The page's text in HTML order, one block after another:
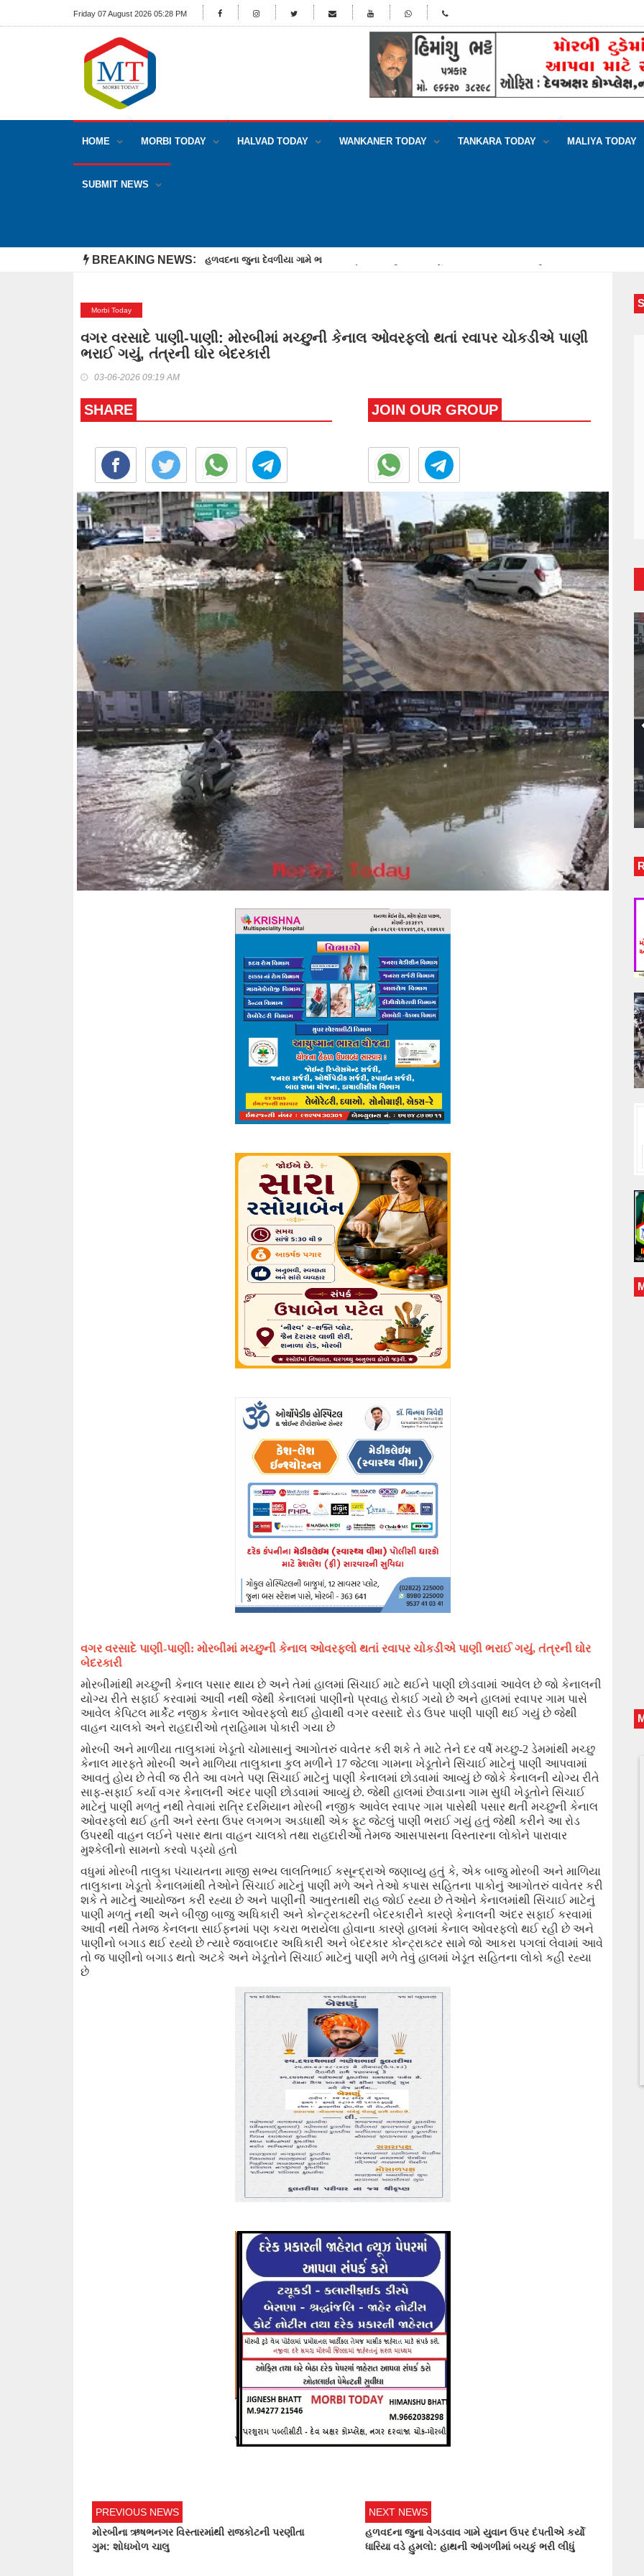
Friday 07 August 2026 05:28 PM
HOME MORBI TODAY HALVAD TODAY WANKANER TODAY TANKARA TODAY MALIYA TODAY
SUBMIT NEWS
BREAKING NEWS હળવદના જુના દેવળીયા ગામે ભાજપની પ્રવેશબંધીનું ગામના ખેડૂતોએ વાજતે ગાજતે લગાવ્યું બેનર
Morbi Today
વગર વરસાદે પાણી-પાણી: મોરબીમાં મચ્છુની કેનાલ ઓવરફલો થતાં રવાપર ચોકડીએ પાણી
ભરાઈ ગયું, તંત્રની ઘોર બેદરકારી
03-06-2026 09:19 AM
SHARE JOIN OUR GROUP
વગર વરસાદે પાણી-પાણી: મોરબીમાં મચ્છુની કેનાલ ઓવરફલો થતાં રવાપર ચોકડીએ પાણી ભરાઈ ગયું, તંત્રની ઘોર
બેદરકારી
મોરબીમાંથી મચ્છુની કેનાલ પસાર થાય છે અને તેમાં હાલમાં સિંચાઈ માટે થઈને પાણી છોડવામાં આવેલ છે જો કેનાલની
યોગ્ય રીતે સફાઈ કરવામાં આવી નથી જેથી કેનાલમાં પાણીનો પ્રવાહ રોકાઈ ગયો છે અને હાલમાં રવાપર ગામ પાસે
આવેલ કેપિટલ માર્કેટ નજીક કેનાલ ઓવરફ્લો થઈ હોવાથી વગર વરસાદે રોડ ઉપર પાણી પાણી થઈ ગયું છે જેથી
વાહન ચાલકો અને રાહદારીઓ ત્રાહિમામ પોકારી ગયા છે
મોરબી અને માળીયા તાલુકામાં ખેડૂતો ચોમાસાનું આગોતરું વાવેતર કરી શકે તે માટે તેને દર વર્ષે મચ્છુ-2 ડેમમાંથી મચ્છુ
કેનાલ મારફતે મોરબી અને માળિયા તાલુકાના કુલ મળીને 17 જેટલા ગામના ખેડૂતોને સિંચાઈ માટેનું પાણી આપવામાં
આવતું હોય છે તેવી જ રીતે આ વખતે પણ સિંચાઈ માટેનું પાણી કેનાલમાં છોડવામાં આવ્યું છે જોકે કેનાલની યોગ્ય રીતે
સાફ-સફાઈ કર્યા વગર કેનાલની અંદર પાણી છોડવામાં આવ્યું છે. જેથી હાલમાં છેવાડાના ગામ સુધી ખેડૂતોને સિંચાઈ
માટેનું પાણી મળતું નથી તેવામાં રાત્રિ દરમિયાન મોરબી નજીક આવેલ રવાપર ગામ પાસેથી પસાર થતી મચ્છુની કેનાલ
ઓવરફ્લો થઈ હતી અને રસ્તા ઉપર લગભગ અડધાથી એક ફૂટ જેટલું પાણી ભરાઈ ગયું હતું જેથી કરીને આ રોડ
ઉપરથી વાહન લઈને પસાર થતા વાહન ચાલકો તથા રાહદારીઓ તેમજ આસપાસના વિસ્તારના લોકોને પારાવાર
મુશ્કેલીનો સામનો કરવો પડ્યો હતો
વધુમાં મોરબી તાલુકા પંચાયતના માજી સભ્ય લાલતિભાઈ કસૂન્દ્રાએ જણાવ્યુ હતું કે, એક બાજુ મોરબી અને માળિયા
તાલુકાના ખેડૂતો કેનાલમાંથી તેઓને સિંચાઈ માટેનું પાણી મળે અને તેઓ કપાસ સહિતના પાકોનું આગોતરું વાવેતર કરી
શકે તે માટેનું આયોજન કરી રહ્યા છે અને પાણીની આતુરતાથી રાહ જોઈ રહ્યા છે તેઓને કેનાલમાંથી સિંચાઈ માટેનું
પાણી મળતું નથી અને બીજી બાજુ અધિકારી અને કોન્ટ્રાક્ટરની બેદરકારીને કારણે કેનાલની અંદર સફાઈ કરવામાં
આવી નથી તેમજ કેનલના સાઈફનમાં પણ કચરા ભરાયેલા હોવાના કારણે હાલમાં કેનાલ ઓવરફ્લો થઈ રહી છે અને
પાણીનો બગાડ થઈ રહ્યો છે ત્યારે જવાબદાર અધિકારી અને બેદરકાર કોન્ટ્રાક્ટર સામે જો આકરા પગલાં લેવામાં આવે
તો જ પાણીનો બગાડ થતો અટકે અને ખેડૂતોને સિંચાઈ માટેનું પાણી મળે તેવું હાલમાં ખેડૂત સહિતના લોકો કહી રહ્યા
છે
PREVIOUS NEWS
મોરબીના ઋષભનગર વિસ્તારમાંથી રાજકોટની પરણીતા
ગુમ: શોધખોળ ચાલુ
NEXT NEWS
હળવદના જુના વેગડવાવ ગામે યુવાન ઉપર દંપતીએ કર્યો
ધારિયા વડે હુમલો: હાથની આંગળીમાં બચકું ભરી લીધું